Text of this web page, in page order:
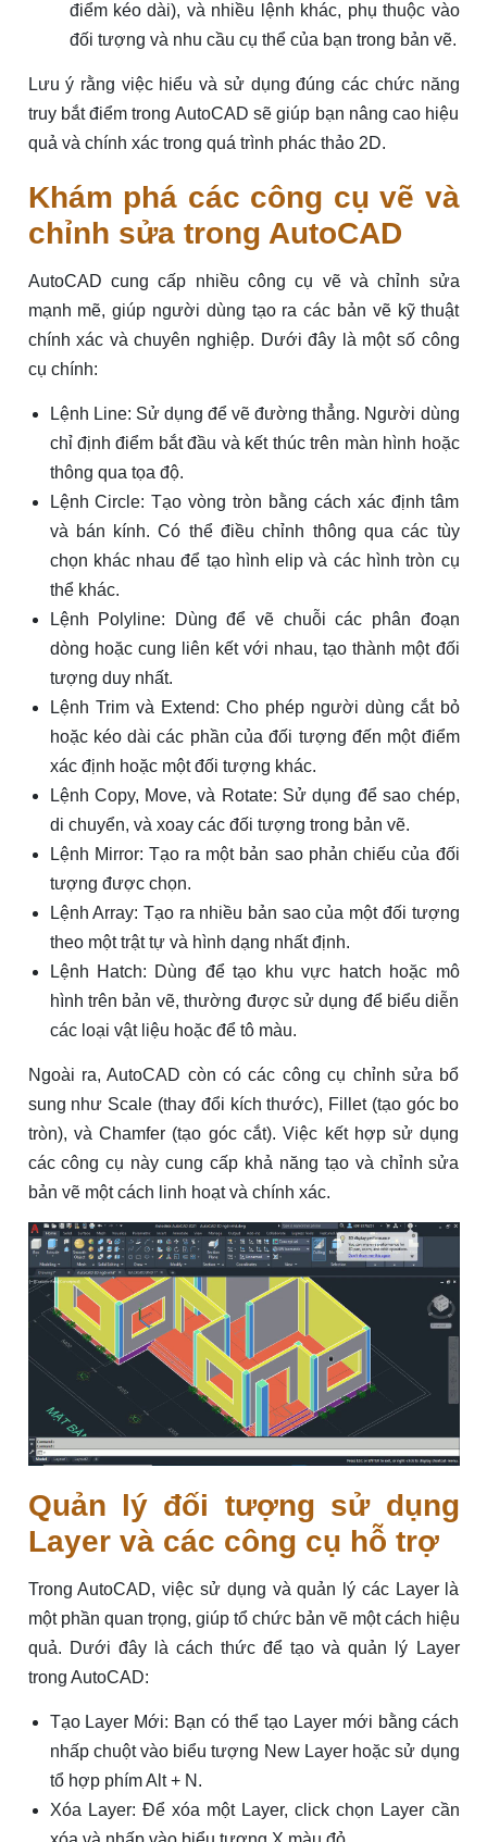
điểm kéo dài), và nhiều lệnh khác, phụ thuộc vào
đối tượng và nhu cầu cụ thể của bạn trong bản vẽ.
Lưu ý rằng việc hiểu và sử dụng đúng các chức năng
truy bắt điểm trong AutoCAD sẽ giúp bạn nâng cao hiệu
quả và chính xác trong quá trình phác thảo 2D.
Khám phá các công cụ vẽ và
chỉnh sửa trong AutoCAD
AutoCAD cung cấp nhiều công cụ vẽ và chỉnh sửa
mạnh mẽ, giúp người dùng tạo ra các bản vẽ kỹ thuật
chính xác và chuyên nghiệp. Dưới đây là một số công
cụ chính:
Lệnh Line: Sử dụng để vẽ đường thẳng. Người dùng
chỉ định điểm bắt đầu và kết thúc trên màn hình hoặc
thông qua tọa độ.
Lệnh Circle: Tạo vòng tròn bằng cách xác định tâm
và bán kính. Có thể điều chỉnh thông qua các tùy
chọn khác nhau để tạo hình elip và các hình tròn cụ
thể khác.
Lệnh Polyline: Dùng để vẽ chuỗi các phân đoạn
dòng hoặc cung liên kết với nhau, tạo thành một đối
tượng duy nhất.
Lệnh Trim và Extend: Cho phép người dùng cắt bỏ
hoặc kéo dài các phần của đối tượng đến một điểm
xác định hoặc một đối tượng khác.
Lệnh Copy, Move, và Rotate: Sử dụng để sao chép,
di chuyển, và xoay các đối tượng trong bản vẽ.
Lệnh Mirror: Tạo ra một bản sao phản chiếu của đối
tượng được chọn.
Lệnh Array: Tạo ra nhiều bản sao của một đối tượng
theo một trật tự và hình dạng nhất định.
Lệnh Hatch: Dùng để tạo khu vực hatch hoặc mô
hình trên bản vẽ, thường được sử dụng để biểu diễn
các loại vật liệu hoặc để tô màu.
Ngoài ra, AutoCAD còn có các công cụ chỉnh sửa bổ
sung như Scale (thay đổi kích thước), Fillet (tạo góc bo
tròn), và Chamfer (tạo góc cắt). Việc kết hợp sử dụng
các công cụ này cung cấp khả năng tạo và chỉnh sửa
bản vẽ một cách linh hoạt và chính xác.
Quản lý đối tượng sử dụng
Layer và các công cụ hỗ trợ
Trong AutoCAD, việc sử dụng và quản lý các Layer là
một phần quan trọng, giúp tổ chức bản vẽ một cách hiệu
quả. Dưới đây là cách thức để tạo và quản lý Layer
trong AutoCAD:
Tạo Layer Mới: Bạn có thể tạo Layer mới bằng cách
nhấp chuột vào biểu tượng New Layer hoặc sử dụng
tổ hợp phím Alt + N.
Xóa Layer: Để xóa một Layer, click chọn Layer cần